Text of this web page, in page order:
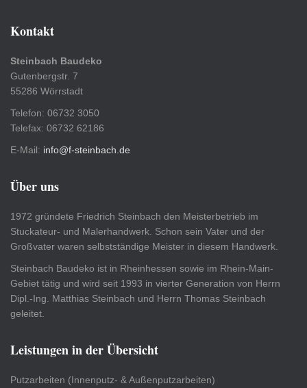
Kontakt
Steinbach Baudeko
Gutenbergstr. 7
55286 Wörrstadt
Telefon: 06732 3050
Telefax: 06732 62186
E-Mail: info@f-steinbach.de
Über uns
1972 gründete Friedrich Steinbach den Meisterbetrieb im
Stuckateur- und Malerhandwerk. Schon sein Vater und der
Großvater waren selbstständige Meister in diesem Handwerk.
Steinbach Baudeko ist in Rheinhessen sowie im Rhein-Main-
Gebiet tätig und wird seit 1993 in vierter Generation von Herrn
Dipl.-Ing. Matthias Steinbach und Herrn Thomas Steinbach
geleitet.
Leistungen in der Übersicht
Putzarbeiten (Innenputz- & Außenputzarbeiten)